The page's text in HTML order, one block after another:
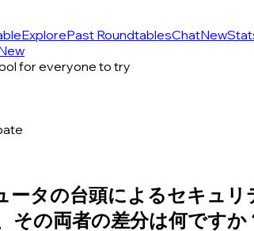
ExplorePast RoundtablesChatNew
for everyone to try
ータの台頭によるセキュ
その両者の差分は何です